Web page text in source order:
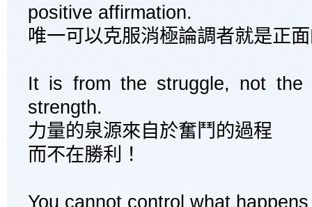
positive affirmation.
唯一可以克服消極論調者就是正
It is from the struggle, not the
strength.
力量的泉源來自於奮鬥的過程
而不在勝利！
You cannot control what